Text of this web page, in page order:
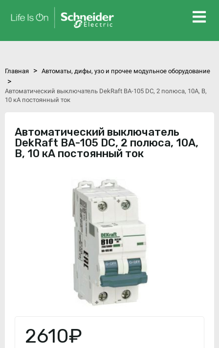
Главная > Автоматы, дифы, узо и прочее модульное оборудование
>
Автоматический выключатель DekRaft ВА-105 DC, 2 полюса, 10А, В,
10 кА постоянный ток
Автоматический выключатель
DekRaft ВА-105 DC, 2 полюса, 10А,
В, 10 кА постоянный ток
2610₽